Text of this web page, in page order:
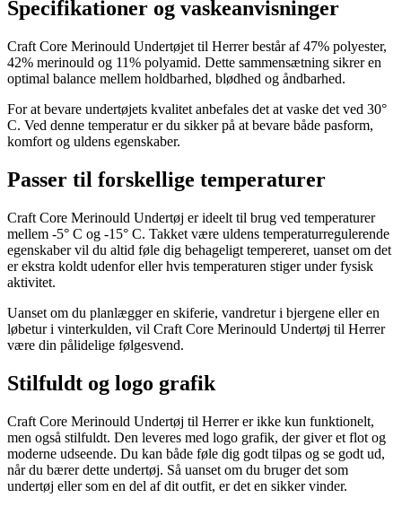
Specifikationer og vaskeanvisninger
Craft Core Merinould Undertøjet til Herrer består af 47% polyester,
42% merinould og 11% polyamid. Dette sammensætning sikrer en
optimal balance mellem holdbarhed, blødhed og åndbarhed.
For at bevare undertøjets kvalitet anbefales det at vaske det ved 30°
C. Ved denne temperatur er du sikker på at bevare både pasform,
komfort og uldens egenskaber.
Passer til forskellige temperaturer
Craft Core Merinould Undertøj er ideelt til brug ved temperaturer
mellem -5° C og -15° C. Takket være uldens temperaturregulerende
egenskaber vil du altid føle dig behageligt tempereret, uanset om det
er ekstra koldt udenfor eller hvis temperaturen stiger under fysisk
aktivitet.
Uanset om du planlægger en skiferie, vandretur i bjergene eller en
løbetur i vinterkulden, vil Craft Core Merinould Undertøj til Herrer
være din pålidelige følgesvend.
Stilfuldt og logo grafik
Craft Core Merinould Undertøj til Herrer er ikke kun funktionelt,
men også stilfuldt. Den leveres med logo grafik, der giver et flot og
moderne udseende. Du kan både føle dig godt tilpas og se godt ud,
når du bærer dette undertøj. Så uanset om du bruger det som
undertøj eller som en del af dit outfit, er det en sikker vinder.